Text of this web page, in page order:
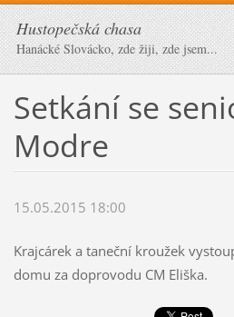
Hustopečská chasa
Hanácké Slovácko, zde žiji, zde jsem...
Setkání se
Modre
15.05.2015 18:00
Krajcárek a taneční kroužek
domu za doprovodu CM Eliška.